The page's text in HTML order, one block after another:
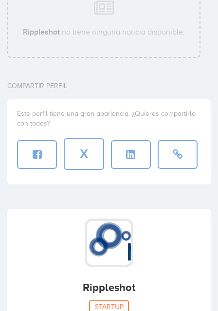
Rippleshot no tiene ninguna noticia disponible.
COMPARTIR PERFIL
Este perfil tiene una gran apariencia. ¿Quieres compartirlo
con todos?
X
Rippleshot
STARTUP